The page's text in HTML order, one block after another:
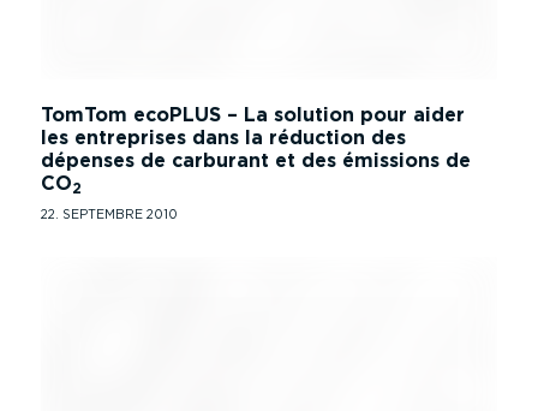
TomTom ecoPLUS – La solution pour aider
les entreprises dans la réduction des
dépenses de carburant et des émissions de
CO2
22. SEPTEMBRE 2010